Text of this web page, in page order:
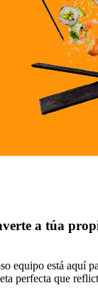
a túa
equipo está aquí
perfecta que